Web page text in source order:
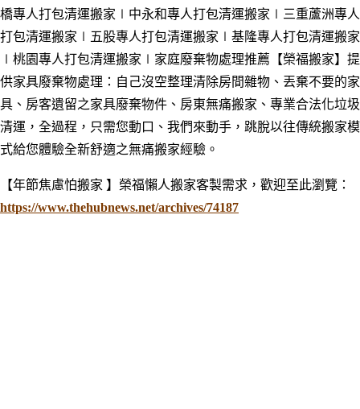
橋專人打包清運搬家 ∣中永和專人打包清運搬家 ∣三重蘆洲專人
打包清運搬家 ∣五股專人打包清運搬家 ∣基隆專人打包清運搬家
∣桃園專人打包清運搬家 ∣家庭廢棄物處理推薦【榮福搬家】提
供家具廢棄物處理：自己沒空整理清除房間雜物 、 丟棄不要的家
具、房客遺留之家具廢棄物件、房東無痛搬家、專業合法化垃圾
清運，全過程，只需您動口、我們來動手，跳脫以往傳統搬家模
式給您體驗全新舒適之無痛搬家經驗。
【年節焦慮怕搬家 】榮福懶人搬家客製需求，歡迎至此瀏覽：
https://www.thehubnews.net/archives/74187